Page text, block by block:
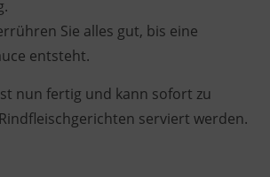
Sie alles gut, bis eine
entsteht.
nun fertig und kann sofort zu
serviert werden.